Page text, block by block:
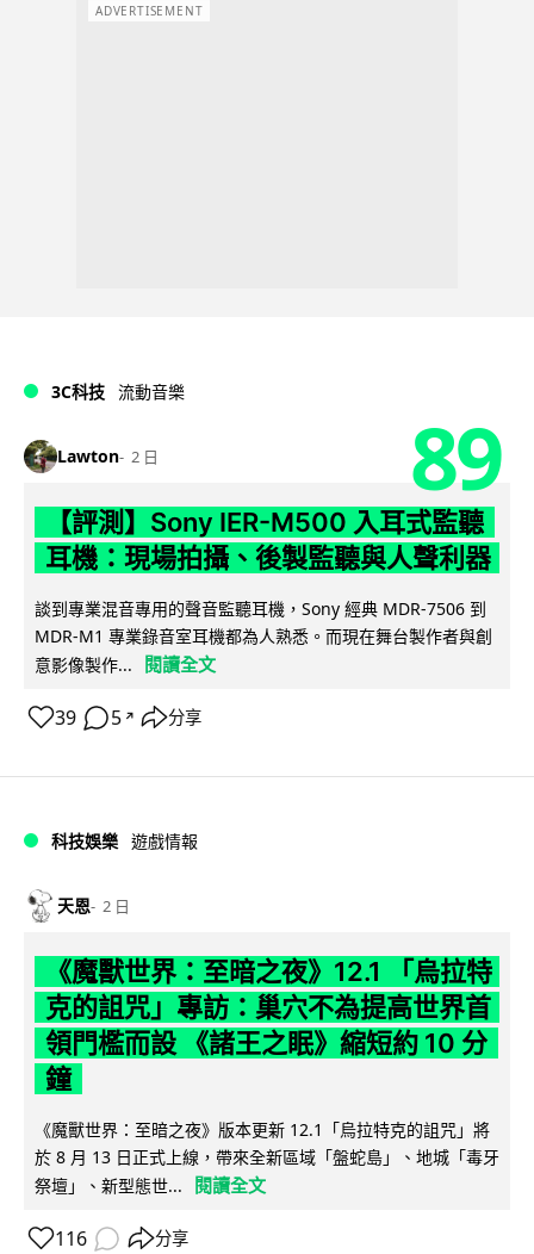
ADVERTISEMENT
3C科技 流動音樂
Lawton 2 日 89
【評測】Sony IER-M500 入耳式監聽
耳機：現場拍攝、後製監聽與人聲利器
談到專業混音專用的聲音監聽耳機，Sony 經典 MDR-7506 到
MDR-M1 專業錄音室耳機都為人熟悉。而現在舞台製作者與創
意影像製作...
閱讀全文
39 5 ↗ 分享
科技娛樂 遊戲情報
天恩 2 日
《魔獸世界：至暗之夜》12.1 「烏拉特
克的詛咒」專訪：巢穴不為提高世界首
領門檻而設 《諸王之眠》縮短約 10 分
鐘
《魔獸世界：至暗之夜》版本更新 12.1「烏拉特克的詛咒」將
於 8 月 13 日正式上線，帶來全新區域「盤蛇島」、地城「毒牙
祭壇」、新型態世...
閱讀全文
116 分享